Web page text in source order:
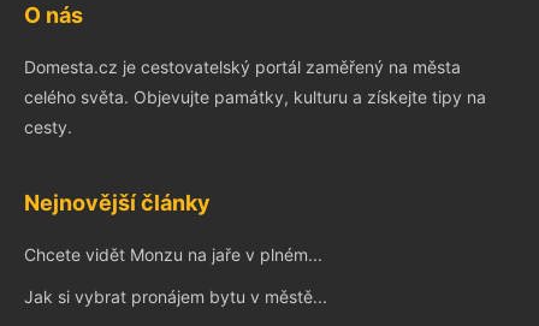
O nás
Domesta.cz je cestovatelský portál zaměřený na města
celého světa. Objevujte památky, kulturu a získejte tipy na
cesty.
Nejnovější články
Chcete vidět Monzu na jaře v plném...
Jak si vybrat pronájem bytu v městě...